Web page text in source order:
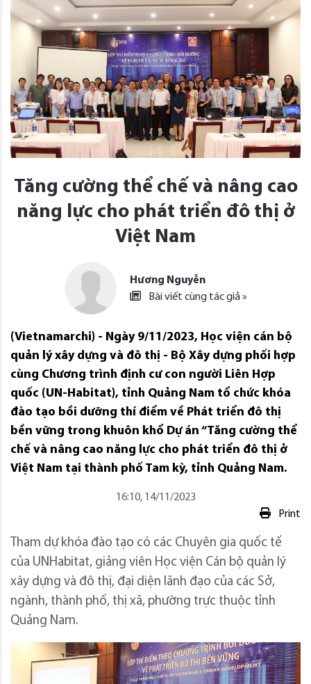
Tăng cường thể chế và nâng cao
năng lực cho phát triển đô thị ở
Việt Nam
Hương Nguyễn
Bài viết cùng tác giả »
(Vietnamarchi) - Ngày 9/11/2023, Học viện cán bộ
quản lý xây dựng và đô thị - Bộ Xây dựng phối hợp
cùng Chương trình định cư con người Liên Hợp
quốc (UN-Habitat), tỉnh Quảng Nam tổ chức khóa
đào tạo bồi dưỡng thí điểm về Phát triển đô thị
bền vững trong khuôn khổ Dự án “Tăng cường thể
chế và nâng cao năng lực cho phát triển đô thị ở
Việt Nam tại thành phố Tam kỳ, tỉnh Quảng Nam.
16:10, 14/11/2023
Print
Tham dự khóa đào tạo có các Chuyên gia quốc tế
của UNHabitat, giảng viên Học viện Cán bộ quản lý
xây dựng và đô thị, đại diện lãnh đạo của các Sở,
ngành, thành phố, thị xã, phường trực thuộc tỉnh
Quảng Nam.